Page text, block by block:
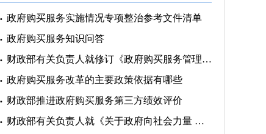
政府购买服务实施情况专项整治参考文件清单
政府购买服务知识问答
财政部有关负责人就修订《政府购买服务管理办法》答记者问
政府购买服务改革的主要政策依据有哪些
财政部推进政府购买服务第三方绩效评价
财政部有关负责人就《关于政府向社会力量 购买服务的指导意见》答记者问